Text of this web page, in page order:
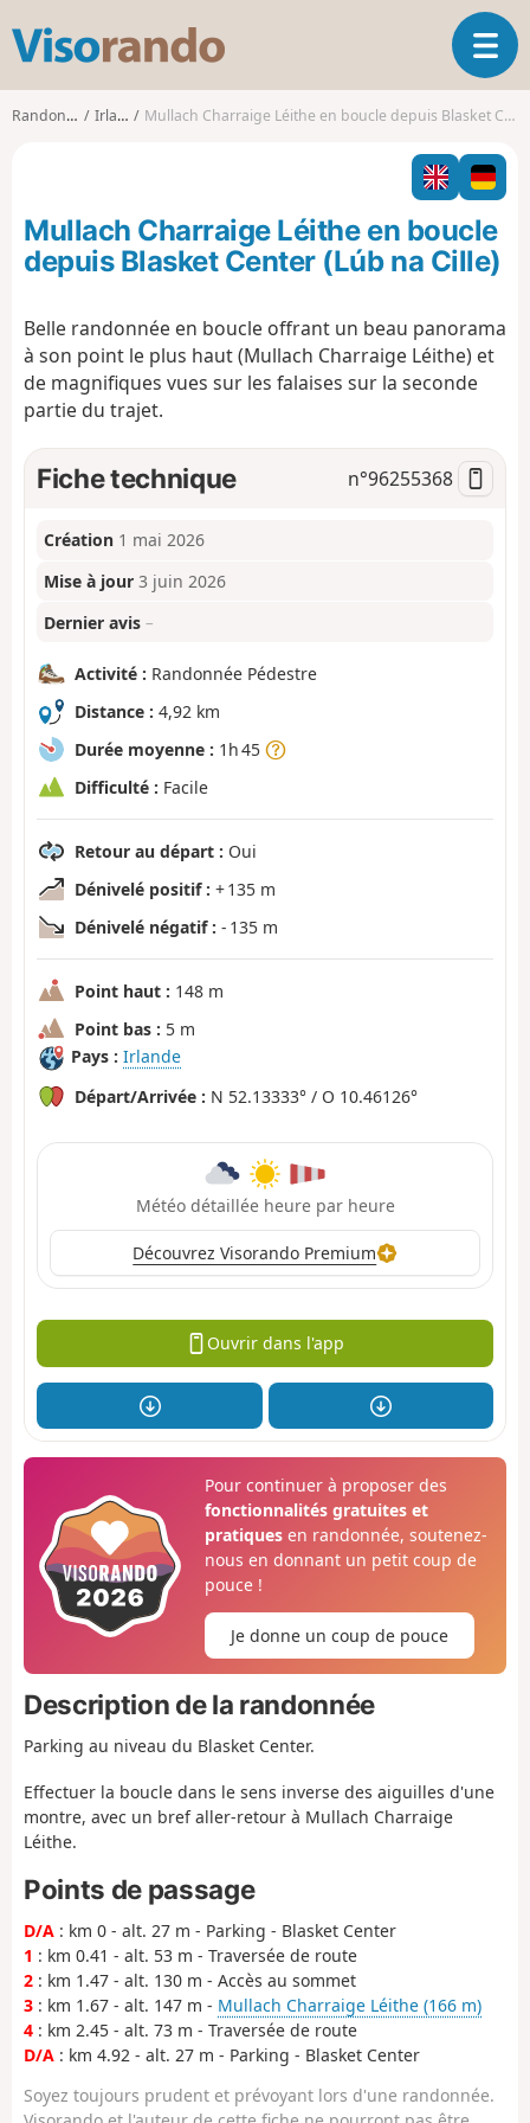
s
o
o
O
u
v
i
r
l
a
n
a
i
g
o
Randonnées Irlande Mullach Charraige Léithe en boucle depuis Blasket Center (Lúb na Cille)
Mullach Charraige Léithe en boucle
depuis Blasket Center (Lúb na Cille)
Belle randonnée en boucle offrant un beau panorama
à son point le plus haut (Mullach Charraige Léithe) et
de magnifiques vues sur les falaises sur la seconde
partie du trajet.
Fiche technique n°96255368
Création 1 mai 2026
Mise à jour 3 juin 2026
Dernier avis –
Activité : Randonnée Pédestre
Distance : 4,92 km
Durée moyenne : 1h 45
Difficulté : Facile
Retour au départ : Oui
Dénivelé positif : + 135 m
Dénivelé négatif : - 135 m
Point haut : 148 m
Point bas : 5 m
Pays : Irlande
Départ/Arrivée : N 52.13333° / O 10.46126°
Météo détaillée heure par heure
Découvrez Visorando Premium
Ouvrir dans l'app
Pour continuer à proposer des
fonctionnalités gratuites et
pratiquesen randonnée, soutenez-
nous en donnant un petit coup de
pouce !
Je donne un coup de pouce
Description de la randonnée
Parking au niveau du Blasket Center.
Effectuer la boucle dans le sens inverse des aiguilles d'une
montre, avec un bref aller-retour à Mullach Charraige
Léithe.
Points de passage
D/A : km 0 - alt. 27 m - Parking - Blasket Center
1 : km 0.41 - alt. 53 m - Traversée de route
2 : km 1.47 - alt. 130 m - Accès au sommet
3 : km 1.67 - alt. 147 m - Mullach Charraige Léithe (166 m)
4 : km 2.45 - alt. 73 m - Traversée de route
D/A : km 4.92 - alt. 27 m - Parking - Blasket Center
Soyez toujours prudent et prévoyant lors d'une randonnée.